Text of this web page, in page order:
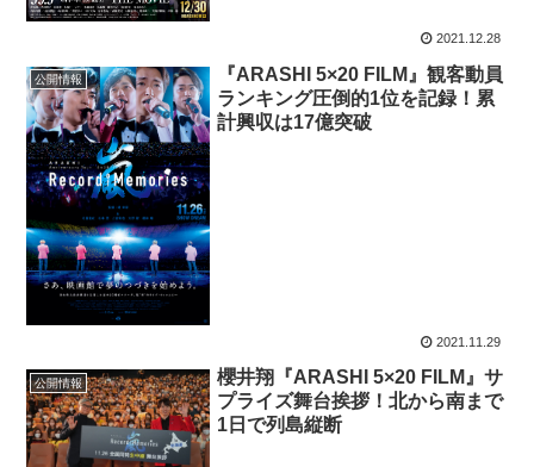
2021.12.28
公開情報
『ARASHI 5×20 FILM』観客動員
ランキング圧倒的1位を記録！累
計興収は17億突破
2021.11.29
公開情報
櫻井翔『ARASHI 5×20 FILM』サ
プライズ舞台挨拶！北から南まで
1日で列島縦断